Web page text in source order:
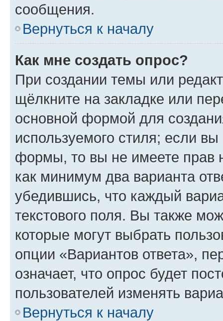
сообщения.
Вернуться к началу
Как мне создать опрос?
При создании темы или
щёлкните на закладке или
основной формой для
используемого стиля; если
формы, то вы не имеете прав
как минимум два варианта
убедившись, что каждый
текстового поля. Вы также
которые могут выбрать
опции «Вариантов ответа»,
означает, что опрос будет
пользователей изменять
Вернуться к началу